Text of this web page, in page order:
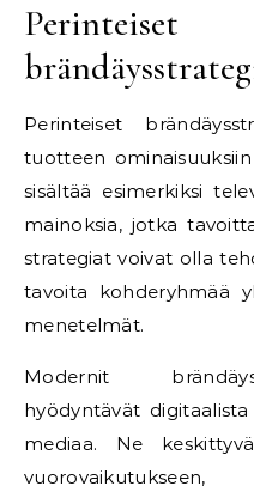
Perinteiset
tuotteen
sisältää esimerkiksi
mainoksia, jotka
strategiat voivat olla
tavoita kohderyhmää
menetelmät.
Modernit
hyödyntävät
mediaa. Ne